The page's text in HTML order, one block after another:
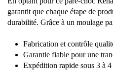
garantit que chaque étape de
durabilité. Grâce à un moulage
Fabrication et contrôle
Garantie fiable pour une
Expédition rapide sous 3 à